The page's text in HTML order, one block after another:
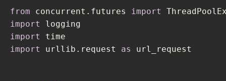
    time.sleep(
5 )
    logging.info(
from concurrent.futures import
import
import
import
urllib.request as url_request